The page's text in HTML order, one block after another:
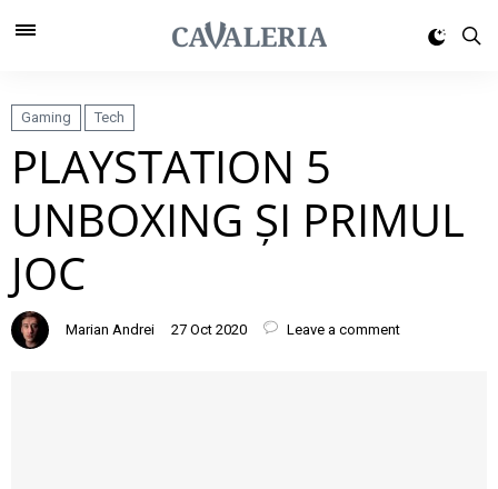
Gaming Tech
PLAYSTATION 5
UNBOXING ȘI PRIMUL
JOC
Marian Andrei 27 Oct 2020 Leave a comment